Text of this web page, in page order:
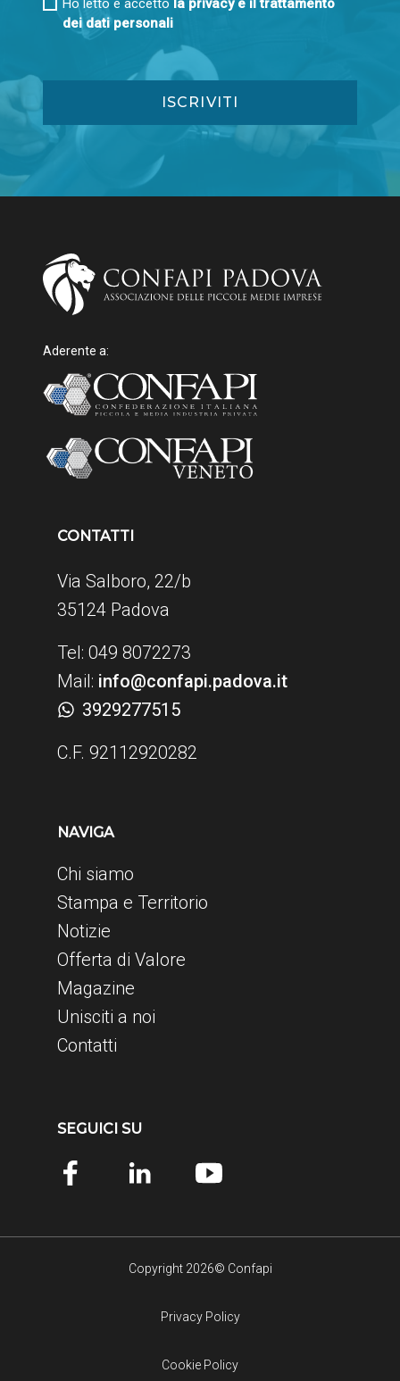
Ho letto e accetto la privacy e il trattamento
dei dati personali
Aderente a:
CONTATTI
Via Salboro, 22/b
35124 Padova
Tel: 049 8072273
Mail: info@confapi.padova.it
3929277515
C.F. 92112920282
NAVIGA
Chi siamo
Stampa e Territorio
Notizie
Offerta di Valore
Magazine
Unisciti a noi
Contatti
SEGUICI SU
Copyright 2026© Confapi
Privacy Policy
Cookie Policy